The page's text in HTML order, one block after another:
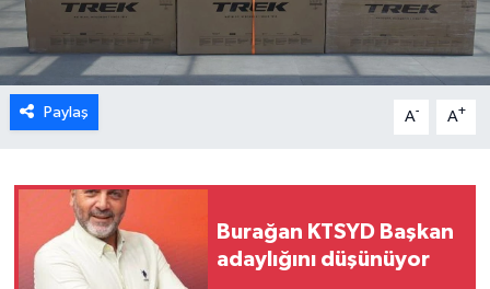
Paylaş A- A+
Burağan KTSYD Başkan
adaylığını düşünüyor
GÜNDEM
İÇ HABERLER
KÜLTÜR SANAT